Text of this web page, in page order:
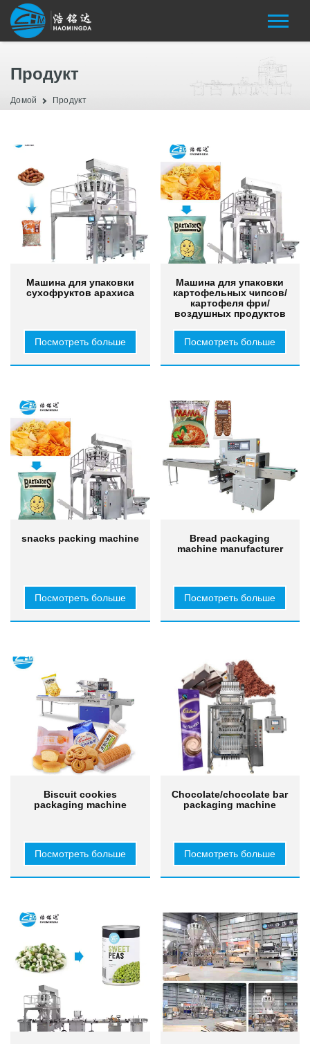
Продукт
Домой Продукт
Машина для упаковки
сухофруктов арахиса
Посмотреть больше
Машина для упаковки
картофельных чипсов/
картофеля фри/
воздушных продуктов
Посмотреть больше
snacks packing machine
Посмотреть больше
Bread packaging
machine manufacturer
Посмотреть больше
Biscuit cookies
packaging machine
Посмотреть больше
Chocolate/chocolate bar
packaging machine
Посмотреть больше